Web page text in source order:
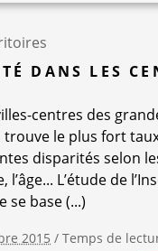
DANS LES
centres des
trouve le plus fort
disparités selon
L’étude de
se base (...)
2015 / Temps de